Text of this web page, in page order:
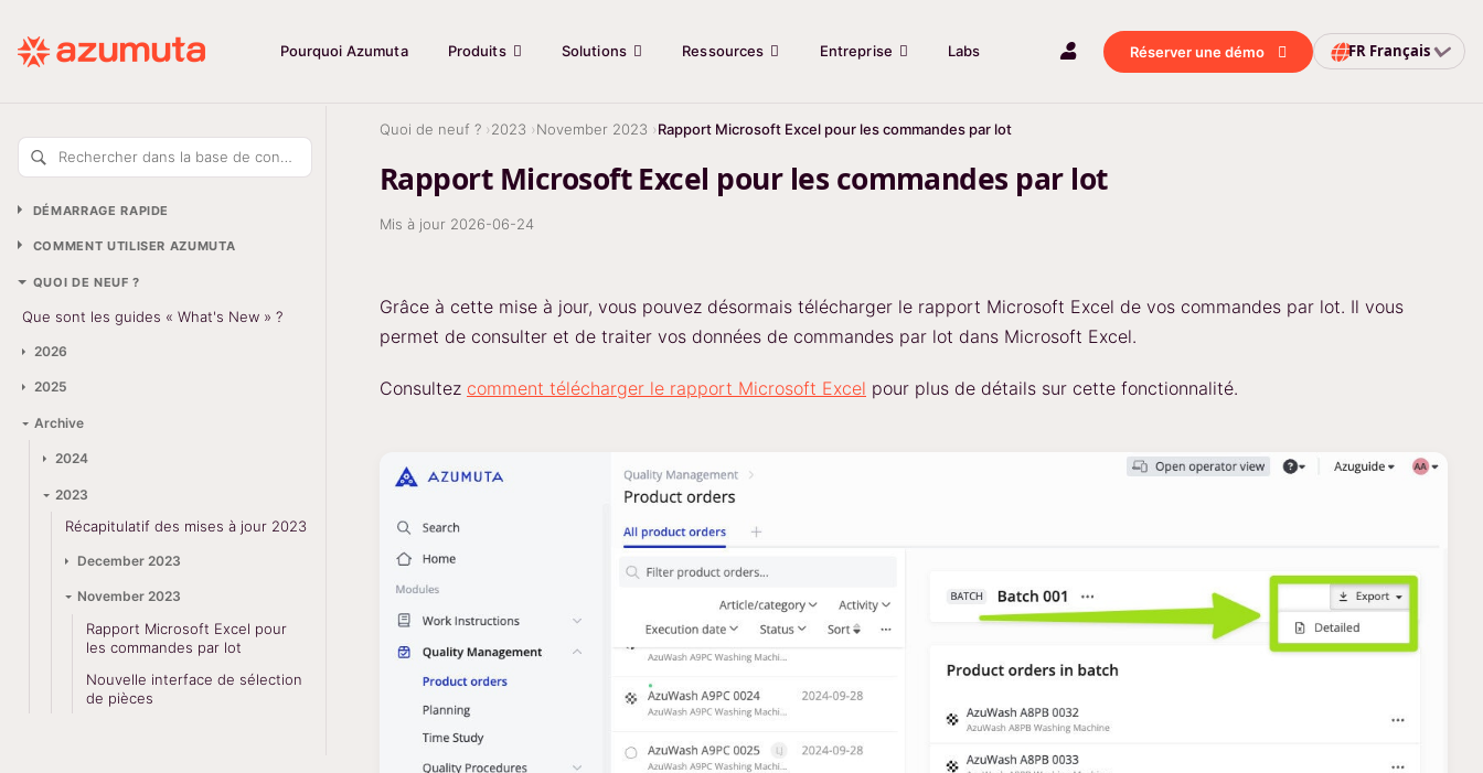
Pourquoi Azumuta Produits Solutions Ressources Entreprise Labs Réserver une démo FR Français
DÉMARRAGE RAPIDE
COMMENT UTILISER AZUMUTA
QUOI DE NEUF ?
Que sont les guides « What's New » ?
2026
2025
Archive
2024
2023
Récapitulatif des mises à jour 2023
December 2023
November 2023
Rapport Microsoft Excel pour
les commandes par lot
Nouvelle interface de sélection
de pièces
Quoi de neuf ? 2023 November 2023 Rapport Microsoft Excel pour les commandes par lot
Rapport Microsoft Excel pour les commandes par lot
Mis à jour 2026-06-24
Grâce à cette mise à jour, vous pouvez désormais télécharger le rapport Microsoft Excel de vos commandes par lot. Il vous
permet de consulter et de traiter vos données de commandes par lot dans Microsoft Excel.
Consultez comment télécharger le rapport Microsoft Excel pour plus de détails sur cette fonctionnalité.